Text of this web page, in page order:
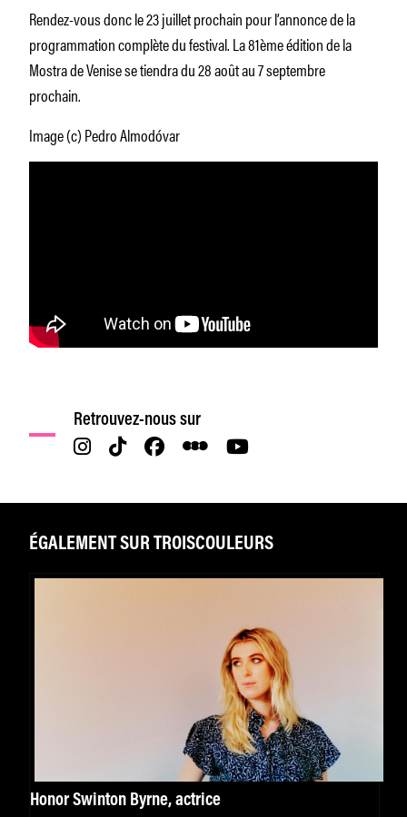
Rendez-vous donc le 23 juillet prochain pour l’annonce de la
programmation complète du festival. La 81ème édition de la
Mostra de Venise se tiendra du 28 août au 7 septembre
prochain.
Image (c) Pedro Almodóvar
Retrouvez-nous sur
ÉGALEMENT SUR TROISCOULEURS
Honor Swinton Byrne, actrice